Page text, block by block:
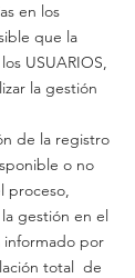
en los
que la
USUARIOS,
la gestión
de la registro
o no
proceso,
gestión en el
informado por
total de